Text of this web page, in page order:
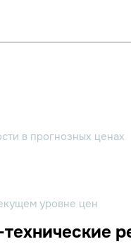
в прогнозных ценах
уровне цен